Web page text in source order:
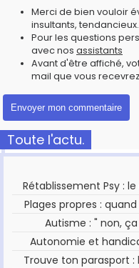
Merci de bien vouloir
insultants,
Pour les questions
avec nos assistants
Avant d'être affiché,
mail que vous
Toute l'actu.
Rétablissement Psy :
Plages propres :
Autisme : " non,
Autonomie et
Trouve ton parasport